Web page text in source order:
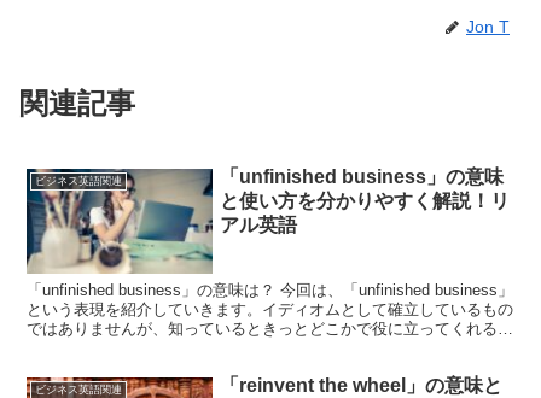
Jon T
関連記事
ビジネス英語関連
「unfinished business」の意味
と使い方を分かりやすく解説！リ
アル英語
「unfinished business」の意味は？ 今回は、「unfinished business」
という表現を紹介していきます。イディオムとして確立しているもの
ではありませんが、知っているときっとどこかで役に立ってくれるは
ビジネス英語関連
「reinvent the wheel」の意味と